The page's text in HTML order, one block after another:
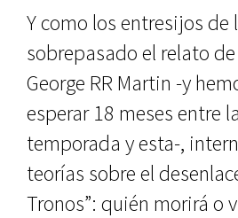
Y como los entresijos de
sobrepasado el relato
George RR Martin -y
esperar 18 meses entre
temporada y esta-,
teorías sobre el
Tronos”: quién morirá o